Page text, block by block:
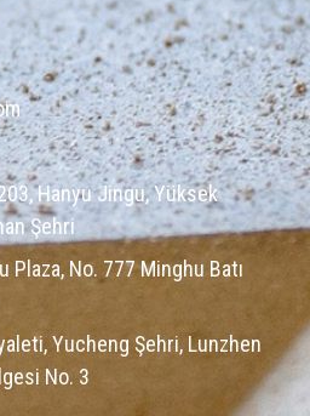
Hanyu Jingu, Yüksek
Şehri
Plaza, No. 777 Minghu Batı
Yucheng Şehri, Lunzhen
No. 3